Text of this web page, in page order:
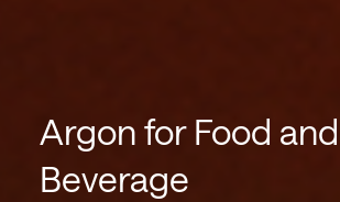
Argon for Food and
Beverage